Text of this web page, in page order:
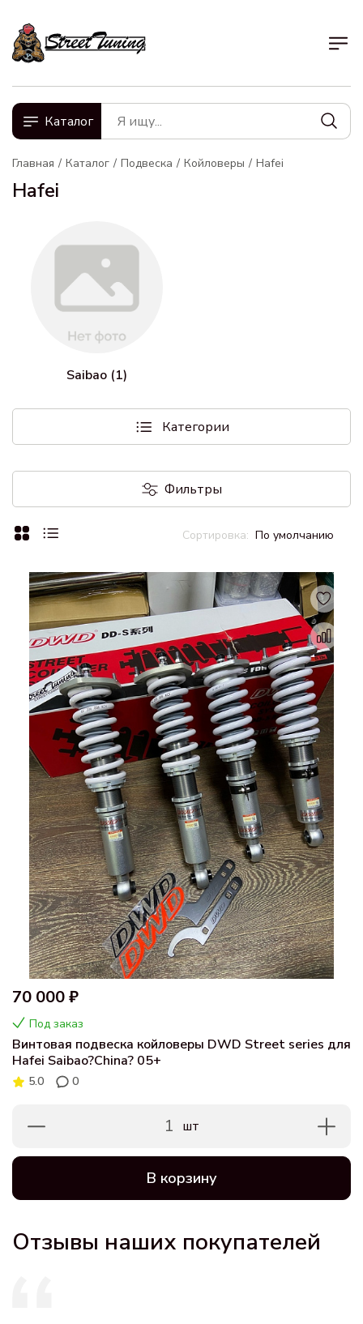
Каталог
Главная Каталог Подвеска Койловеры Hafei
Hafei
Saibao (1)
Категории
Фильтры
По умолчанию
70 000 ₽
Под заказ
Винтовая подвеска койловеры DWD Street series для
Hafei Saibao?China? 05+
5.0 0
1 шт
В корзину
Отзывы наших покупателей